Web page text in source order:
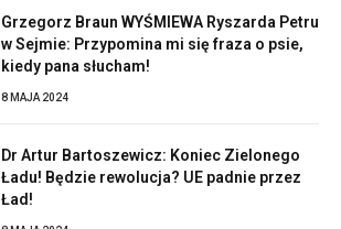
Grzegorz Braun WYŚMIEWA Ryszarda Petru
w Sejmie: Przypomina mi się fraza o psie,
kiedy pana słucham!
8 MAJA 2024
Dr Artur Bartoszewicz: Koniec Zielonego
Ładu! Będzie rewolucja? UE padnie przez
Ład!